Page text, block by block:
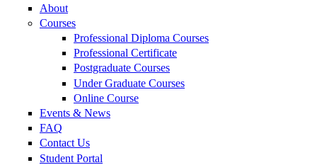
About
Courses
Professional Diploma Courses
Professional Certificate
Postgraduate Courses
Under Graduate Courses
Online Course
Events & News
FAQ
Contact Us
Student Portal